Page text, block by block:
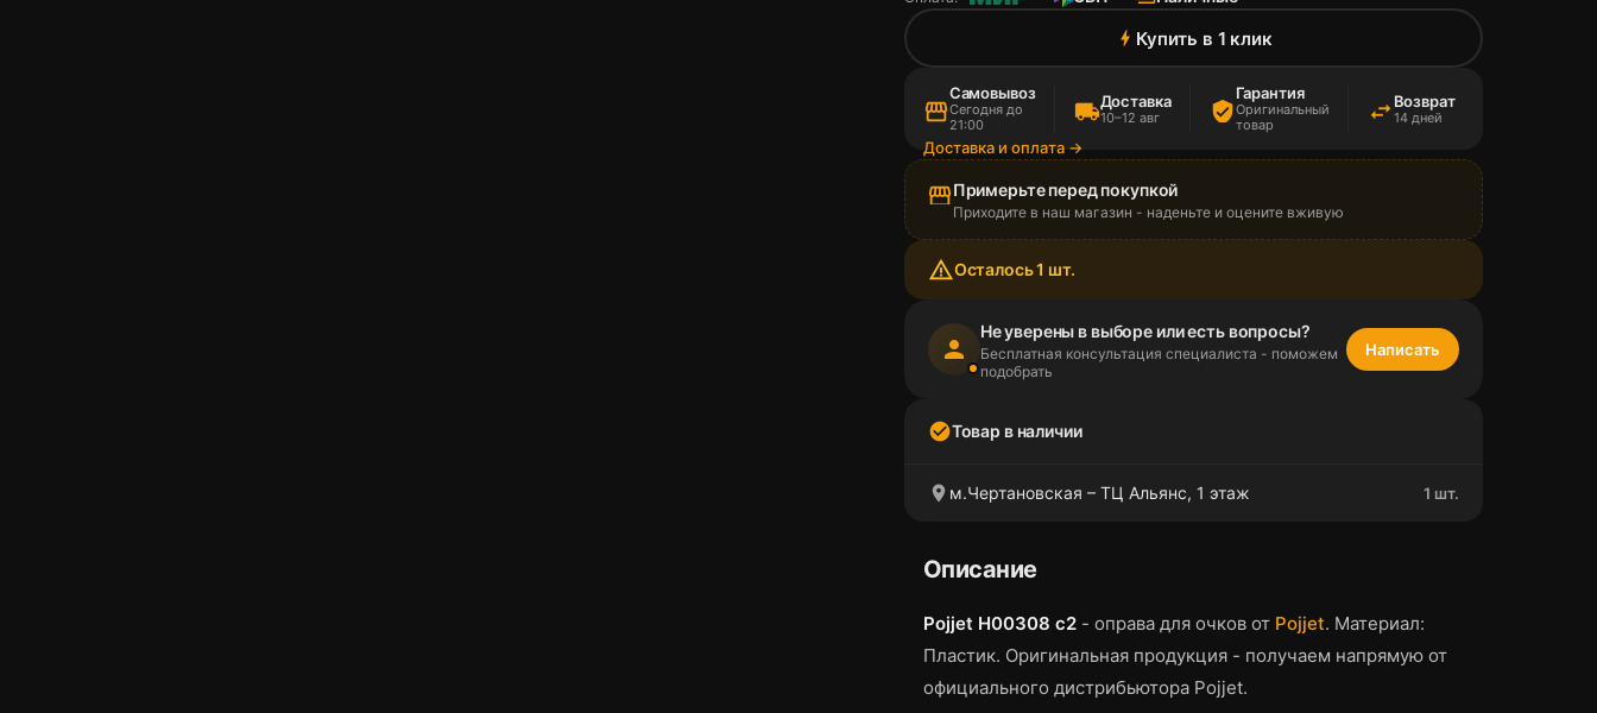
bolt Купить в 1 клик
storefront
Самовывоз
Сегодня до
21:00
local_shippingДоставка
10–12 авг verified_user
Гарантия
Оригинальный
товар
swap_horiz Возврат
14 дней
Доставка и оплата →
storefrontПримерьте перед покупкой
Приходите в наш магазин - наденьте и оцените вживую
warning_amberОсталось 1 шт.
person
Не уверены в выборе или есть вопросы?
Бесплатная консультация специалиста - поможем
подобрать
Написать
check_circleТовар в наличии
location_on м.Чертановская – ТЦ Альянс, 1 этаж 1 шт.
Описание
Pojjet H00308 c2- оправа для очковот Pojjet. Материал:
Пластик. Оригинальная продукция - получаем напрямую от
официального дистрибьютора Pojjet.